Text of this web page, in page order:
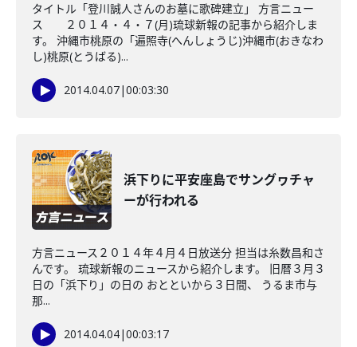
タイトル「登川誠人さんのお墓に歌碑建立」 方言ニュー
ス ２０１４・４・７(月)琉球新報の記事から紹介しま
す。 沖縄市桃原の「遍照寺(へんしょうじ)沖縄市(おきなわ
し)桃原(とうばる)...
2014.04.07|00:03:30
浜下りに平安座島でサングヮチャ
ーが行われる
方言ニュース２０１４年４月４日放送分 担当は糸数昌和さ
んです。 琉球新報のニュースから紹介します。 旧暦３月３
日の「浜下り」の日の おとといから３日間、 うるま市与
那...
2014.04.04|00:03:17